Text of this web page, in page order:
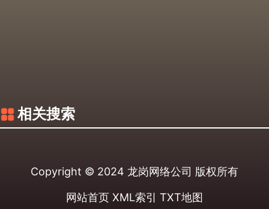
相关搜索
Copyright © 2024 龙岗网络公司 版权所有
网站首页 XML索引 TXT地图